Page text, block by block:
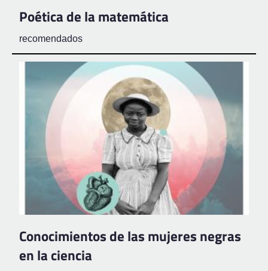
Poética de la matemática
recomendados
Conocimientos de las mujeres negras
en la ciencia